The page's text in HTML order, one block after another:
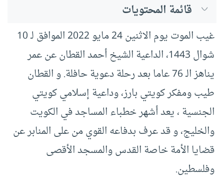
قائمة المحتويات
غيب الموت يوم الاثنين 24 مايو 2022 الموافق لـ 10
شوال 1443، الداعية الشيخ أحمد القطان عن عمر
يناهز الـ 76 عاما بعد رحلة دعوية حافلة. و القطان
طيب ومفكر كويتي بارز، وداعية إسلامي كويتي
الجنسية ، يعد أشهر خطباء المساجد في الكويت
والخليج، و قد عرف بدفاعه القوي من على المنابر عن
قضايا الأمة خاصة القدس والمسجد الأقصى
وفلسطين.